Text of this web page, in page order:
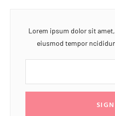
Lorem ipsum dolor sit
eiusmod tempor